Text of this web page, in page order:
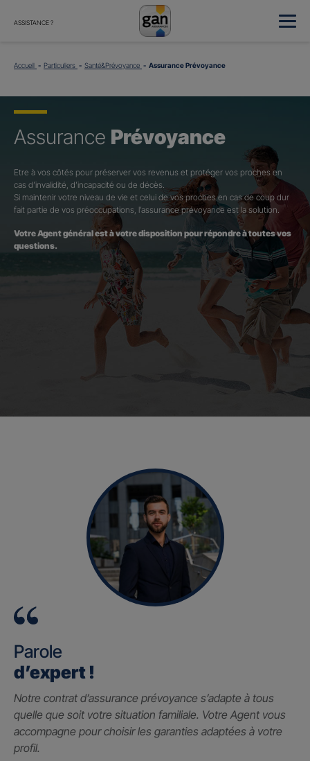
ASSISTANCE ?
Accueil Particuliers Santé&Prévoyance Assurance Prévoyance
Assurance Prévoyance
Etre à vos côtés pour préserver vos revenus et protéger vos proches en
cas d’invalidité, d’incapacité ou de décès.
Si maintenir votre niveau de vie et celui de vos proches en cas de coup dur
fait partie de vos préoccupations, l’assurance prévoyance est la solution.
Votre Agent général est à votre disposition pour répondre à toutes vos
questions.
Parole
d’expert !
Notre contrat d’assurance prévoyance s’adapte à tous
quelle que soit votre situation familiale. Votre Agent vous
accompagne pour choisir les garanties adaptées à votre
profil.